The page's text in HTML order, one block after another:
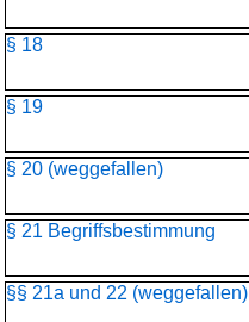
§ 18
§ 19
§ 20 (weggefallen)
§ 21 Begriffsbestimmung
§§ 21a und 22 (weggefallen)